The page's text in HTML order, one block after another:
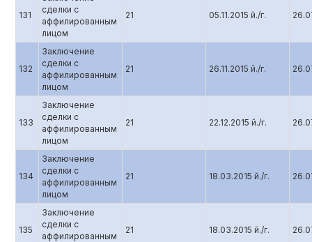
131
сделки с
аффилированным
лицом
21 05.11.2015 й./г.
132
Заключение
сделки с
аффилированным
лицом
21 26.11.2015 й./г.
133
Заключение
сделки с
аффилированным
лицом
21 22.12.2015 й./г.
134
Заключение
сделки с
аффилированным
лицом
21 18.03.2015 й./г.
135
Заключение
сделки с
аффилированным
21 18.03.2015 й./г.